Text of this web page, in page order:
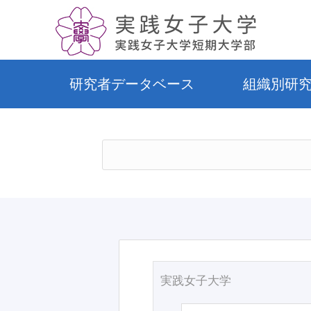
研究者データベース 組織別研
実践女子大学